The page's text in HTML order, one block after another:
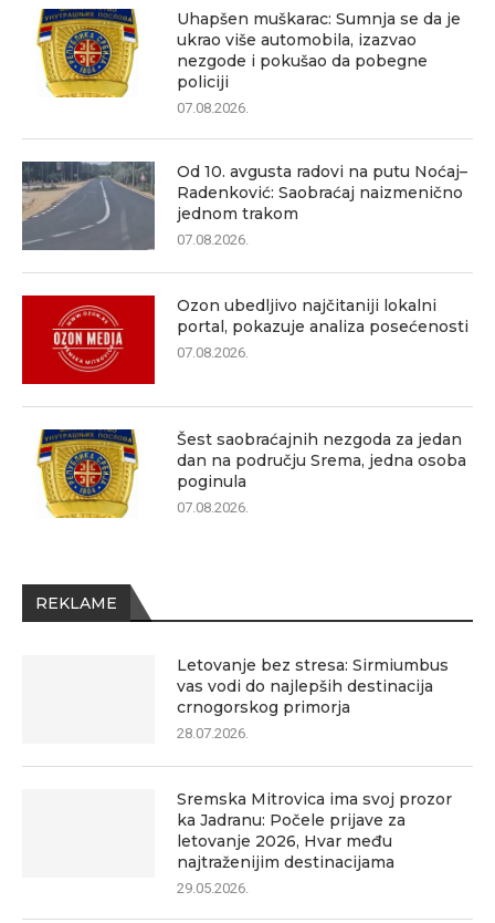
Uhapšen muškarac: Sumnja se da je
ukrao više automobila, izazvao
nezgode i pokušao da pobegne
policiji
07.08.2026.
Od 10. avgusta radovi na putu Noćaj–
Radenković: Saobraćaj naizmenično
jednom trakom
07.08.2026.
Ozon ubedljivo najčitaniji lokalni
portal, pokazuje analiza posećenosti
07.08.2026.
Šest saobraćajnih nezgoda za jedan
dan na području Srema, jedna osoba
poginula
07.08.2026.
REKLAME
Letovanje bez stresa: Sirmiumbus
vas vodi do najlepših destinacija
crnogorskog primorja
28.07.2026.
Sremska Mitrovica ima svoj prozor
ka Jadranu: Počele prijave za
letovanje 2026, Hvar među
najtraženijim destinacijama
29.05.2026.